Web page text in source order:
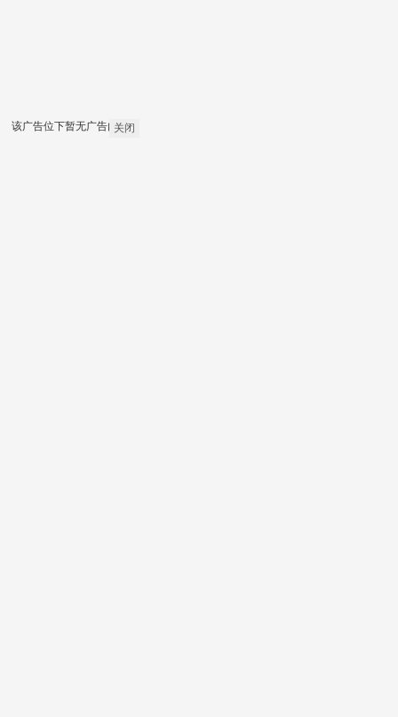
关闭
该广告位下暂无广告内容